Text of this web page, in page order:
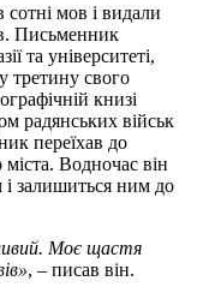
мов і видали
Письменник
та університеті,
свого
книзі
радянських військ
переїхав до
Водночас він
залишиться ним до
Моє щастя
, – писав він.